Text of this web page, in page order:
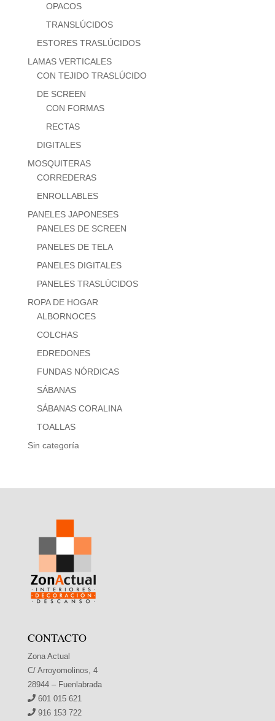
OPACOS
TRANSLÚCIDOS
ESTORES TRASLÚCIDOS
LAMAS VERTICALES
CON TEJIDO TRASLÚCIDO
DE SCREEN
CON FORMAS
RECTAS
DIGITALES
MOSQUITERAS
CORREDERAS
ENROLLABLES
PANELES JAPONESES
PANELES DE SCREEN
PANELES DE TELA
PANELES DIGITALES
PANELES TRASLÚCIDOS
ROPA DE HOGAR
ALBORNOCES
COLCHAS
EDREDONES
FUNDAS NÓRDICAS
SÁBANAS
SÁBANAS CORALINA
TOALLAS
Sin categoría
CONTACTO
Zona Actual
C/ Arroyomolinos, 4
28944 – Fuenlabrada
601 015 621
916 153 722